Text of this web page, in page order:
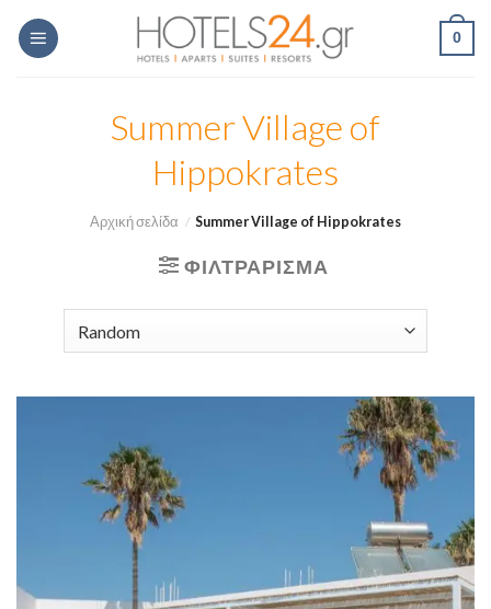
Skip
0
Summer Village of
Hippokrates
Αρχική σελίδα / Summer Village of Hippokrates
ΦΙΛΤΡΆΡΙΣΜΑ